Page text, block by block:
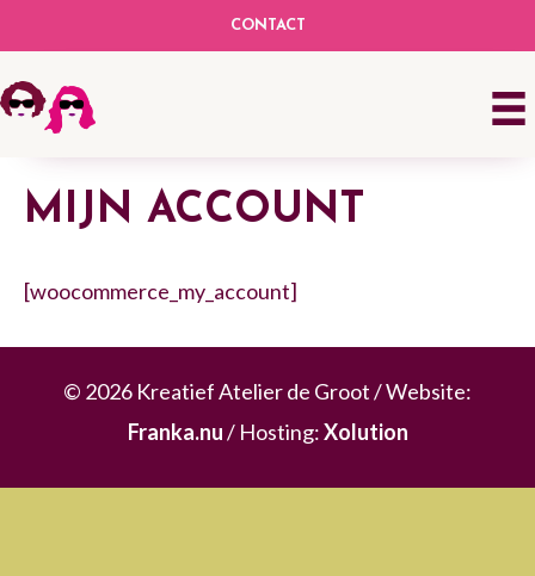
CONTACT
MIJN ACCOUNT
[woocommerce_my_account]
© 2026 Kreatief Atelier de Groot / Website:
Franka.nu/ Hosting:Xolution